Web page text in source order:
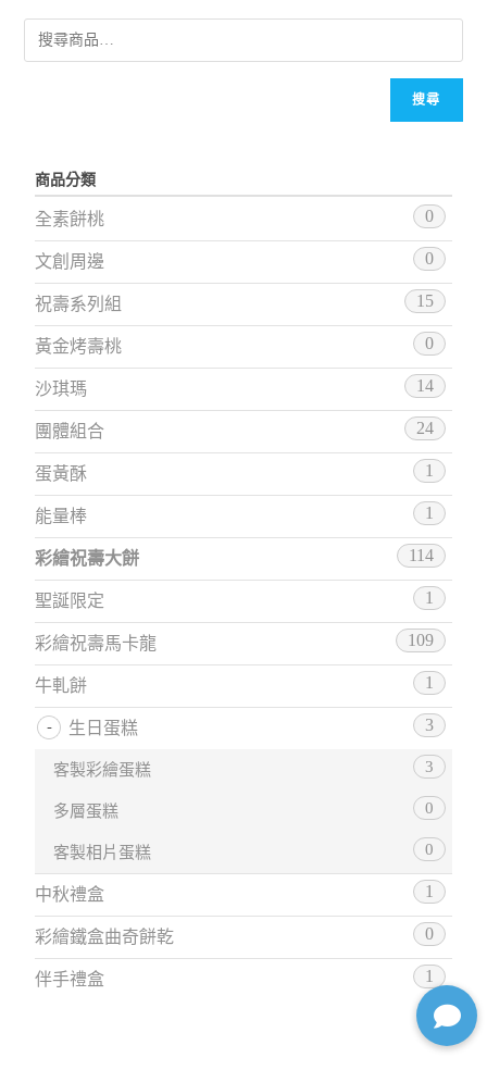
搜尋
商品分類
全素餅桃 0
文創周邊 0
祝壽系列組 15
黃金烤壽桃 0
沙琪瑪 14
團體組合 24
蛋黃酥 1
能量棒 1
彩繪祝壽大餅 114
聖誕限定 1
彩繪祝壽馬卡龍 109
牛軋餅 1
生日蛋糕 3
客製彩繪蛋糕 3
多層蛋糕 0
客製相片蛋糕 0
中秋禮盒 1
彩繪鐵盒曲奇餅乾 0
伴手禮盒 1